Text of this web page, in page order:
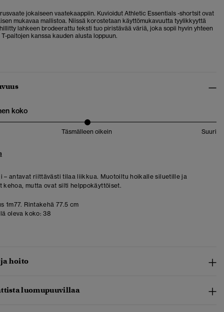
jokaiseen vaatekaappiin. Kuvioidut Athletic Essentials -shortsit ovat
mukavaa mallistoa. Niissä korostetaan käyttömukavuutta tyylikkyyttä
lahkeen brodeerattu teksti tuo piristävää väriä, joka sopii hyvin yhteen
paitojen kanssa kauden alusta loppuun.
koko
Täsmälleen oikein Suuri
– antavat riittävästi tilaa liikkua. Muotoiltu hoikalle siluetille ja
kehoa, mutta ovat silti helppokäyttöiset.
1m77. Rintakehä 77.5 cm
oleva koko: 38
hoito
luomupuuvillaa